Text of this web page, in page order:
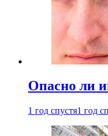
Опасно ли
1 год спустя1 год